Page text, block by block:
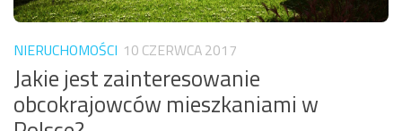
NIERUCHOMOŚCI 10 CZERWCA 2017
Jakie jest zainteresowanie
obcokrajowców mieszkaniami w